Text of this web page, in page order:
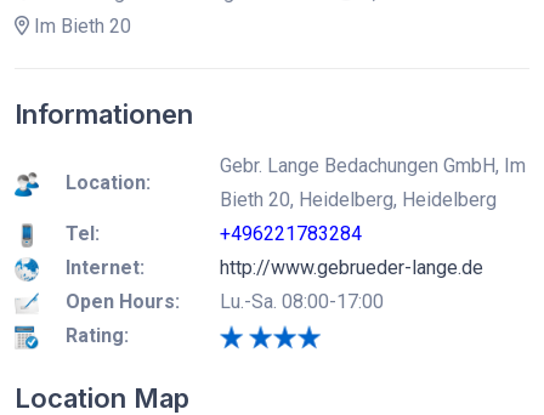
Im Bieth 20
Informationen
Location:
Gebr. Lange Bedachungen GmbH, Im
Bieth 20, Heidelberg, Heidelberg
Tel:
+496221783284
Internet:
http://www.gebrueder-lange.de
Open Hours:
Lu.-Sa. 08:00-17:00
Rating:
Location Map